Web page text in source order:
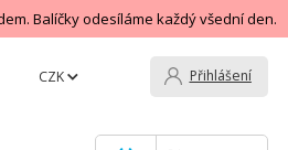
Balíčky odesíláme každý všední den.
CZK Přihlášení